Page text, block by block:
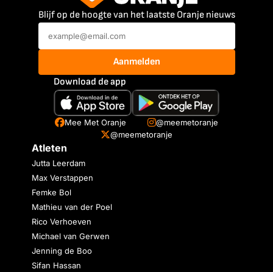
Blijf op de hoogte van het laatste Oranje nieuws
Aanmelden
Download de app
Mee Met Oranje
@meemetoranje
@meemetoranje
Atleten
Jutta Leerdam
Max Verstappen
Femke Bol
Mathieu van der Poel
Rico Verhoeven
Michael van Gerwen
Jenning de Boo
Sifan Hassan